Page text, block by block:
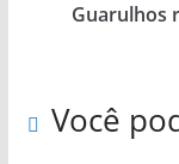
Guarulhos
Você